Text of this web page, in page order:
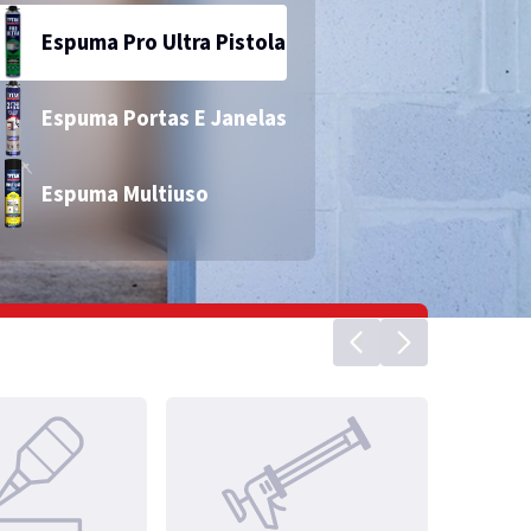
Espuma Pro Ultra Pistola
Espuma Portas E Janelas
Espuma Multiuso
PU40 Pro Construção
Ver produto
Ver mais treinamentos